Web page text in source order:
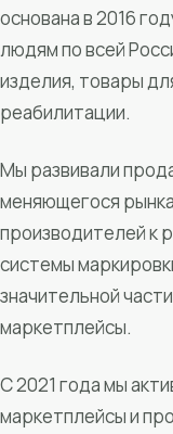
основана в 2016
людям по всей
изделия, товары
реабилитации.
Мы развивали
меняющегося
производителей к
системы
значительной
маркетплейсы.
С 2021 года мы
маркетплейсы и